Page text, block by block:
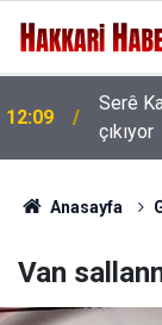
Serê
çıkıyor
11:35
AK
buluştu
Anasayfa
Van